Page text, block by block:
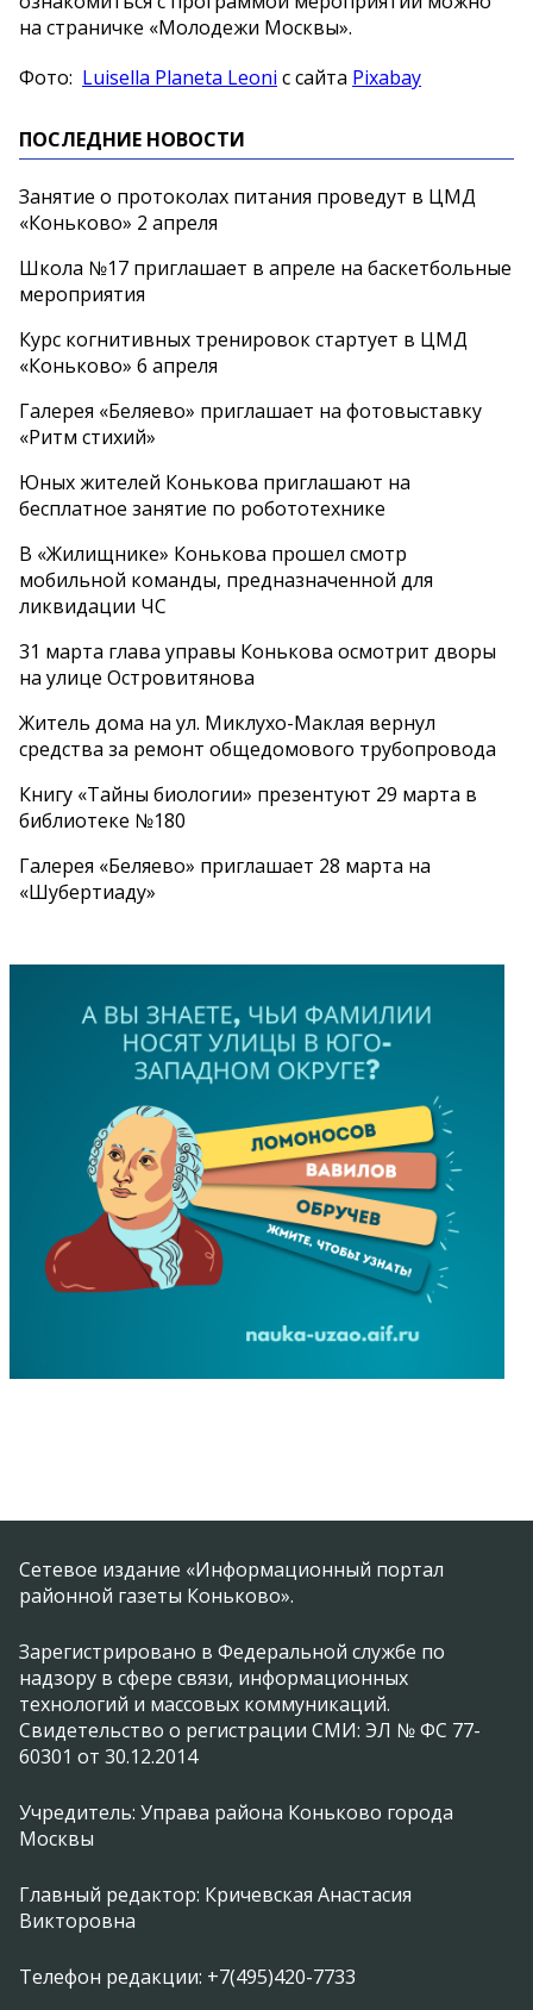
на страничке «Молодежи Москвы».
Фото: Luisella Planeta Leoni с сайта Pixabay
ПОСЛЕДНИЕ НОВОСТИ
Занятие о протоколах питания проведут в ЦМД
«Коньково» 2 апреля
Школа №17 приглашает в апреле на баскетбольные
мероприятия
Курс когнитивных тренировок стартует в ЦМД
«Коньково» 6 апреля
Галерея «Беляево» приглашает на фотовыставку
«Ритм стихий»
Юных жителей Конькова приглашают на
бесплатное занятие по робототехнике
В «Жилищнике» Конькова прошел смотр
мобильной команды, предназначенной для
ликвидации ЧС
31 марта глава управы Конькова осмотрит дворы
на улице Островитянова
Житель дома на ул. Миклухо-Маклая вернул
средства за ремонт общедомового трубопровода
Книгу «Тайны биологии» презентуют 29 марта в
библиотеке №180
Галерея «Беляево» приглашает 28 марта на
«Шубертиаду»
Сетевое издание «Информационный портал
районной газеты Коньково».
Зарегистрировано в Федеральной службе по
надзору в сфере связи, информационных
технологий и массовых коммуникаций.
Свидетельство о регистрации СМИ: ЭЛ № ФС 77-
60301 от 30.12.2014
Учредитель: Управа района Коньково города
Москвы
Главный редактор: Кричевская Анастасия
Викторовна
Телефон редакции: +7(495)420-7733